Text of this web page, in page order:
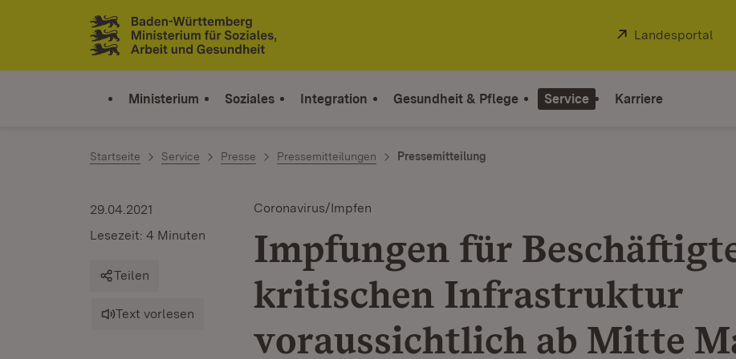
Zum Inhalt springen
Link zur Startseite
Extern:
Landesportal
Ministerium Soziales Integration Gesundheit & Pflege Service Karriere
Startseite Service Presse Pressemitteilungen Pressemitteilung
Coronavirus/Impfen
Impfungen für
kritischen Infrastruktur
voraussichtlich ab Mitte
29.04.2021
Lesezeit: 4 Minuten
Teilen
Text vorlesen